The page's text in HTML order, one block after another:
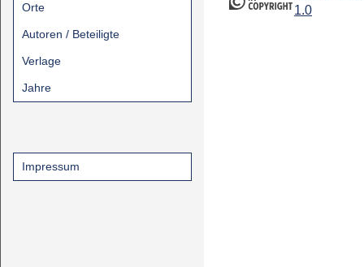
Orte
Autoren / Beteiligte
Verlage
Jahre
Impressum
1.0